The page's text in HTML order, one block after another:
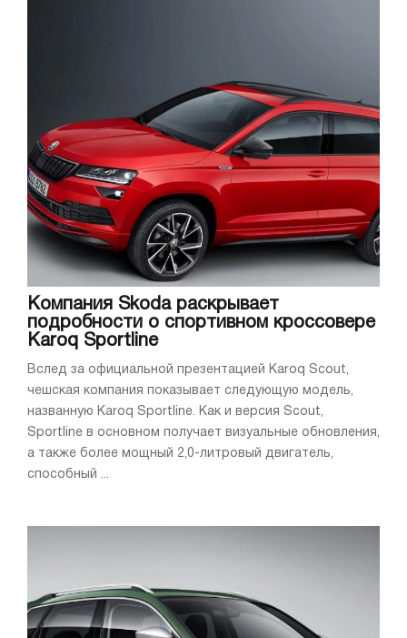
Компания Skoda раскрывает
подробности о спортивном кроссовере
Karoq Sportline
Вслед за официальной презентацией Karoq Scout,
чешская компания показывает следующую модель,
названную Karoq Sportline. Как и версия Scout,
Sportline в основном получает визуальные обновления,
а также более мощный 2,0-литровый двигатель,
способный ...